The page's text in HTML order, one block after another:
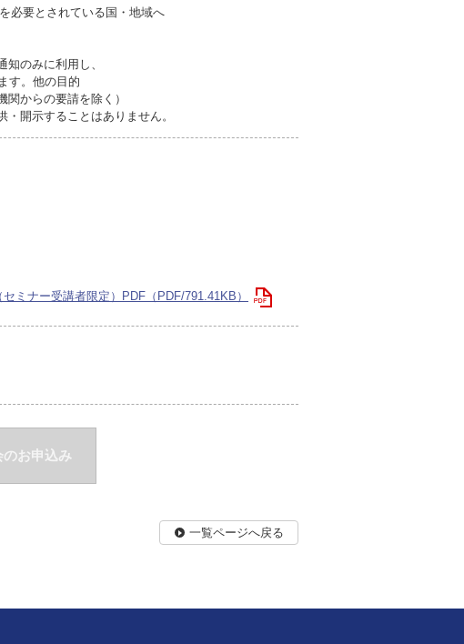
必要とされている国・地域へ
のみに利用し、
す。他の目的
からの要請を除く）
開示することはありません。
ミナー受講者限定）PDF（PDF/791.41KB）
お申込み
一覧ページへ戻る